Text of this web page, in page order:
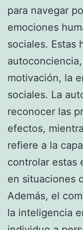
para navegar
emociones
sociales. Estas
motivación, la
sociales. La
reconocer las
efectos,
refiere a la
controlar estas
en situaciones
Además, el
la inteligencia